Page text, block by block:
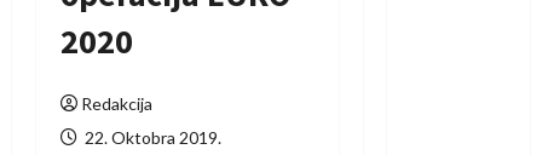
2020
Redakcija
22. Oktobra 2019.